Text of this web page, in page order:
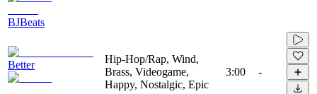
BJBeats
Better
Hip-Hop/Rap, Wind,
Brass, Videogame,
Happy, Nostalgic, Epic
3:00 -